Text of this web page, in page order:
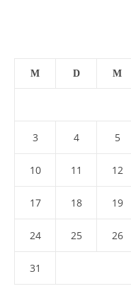
M D M
3 4 5
10 11 12
17 18 19
24 25 26
31